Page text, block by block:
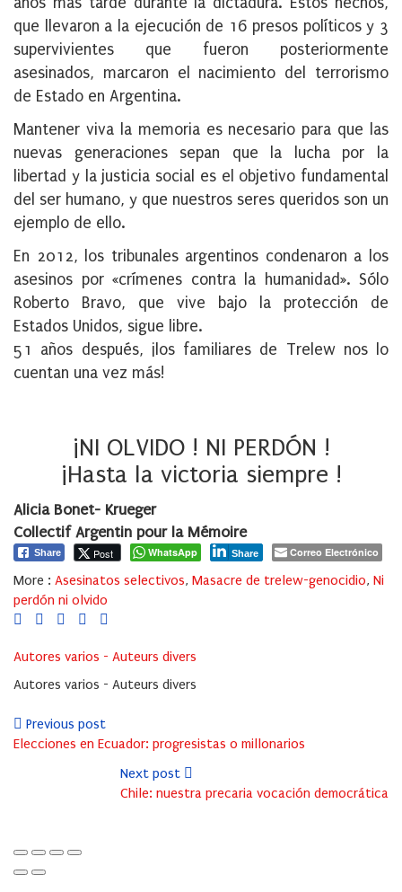
que llevaron a la ejecución de 16 presos políticos y 3
supervivientes que fueron posteriormente
asesinados, marcaron el nacimiento del terrorismo
de Estado en Argentina.
Mantener viva la memoria es necesario para que las
nuevas generaciones sepan que la lucha por la
libertad y la justicia social es el objetivo fundamental
del ser humano, y que nuestros seres queridos son un
ejemplo de ello.
En 2012, los tribunales argentinos condenaron a los
asesinos por «crímenes contra la humanidad». Sólo
Roberto Bravo, que vive bajo la protección de
Estados Unidos, sigue libre.
51 años después, ¡los familiares de Trelew nos lo
cuentan una vez más!
¡NI OLVIDO ! NI PERDÓN !
¡Hasta la victoria siempre !
Alicia Bonet- Krueger
Collectif Argentin pour la Mémoire
Share Post WhatsApp Share Correo Electrónico
More : Asesinatos selectivos, Masacre de trelew-genocidio, Ni
perdón ni olvido
Autores varios - Auteurs divers
Autores varios - Auteurs divers
Previous post
Elecciones en Ecuador: progresistas o millonarios
Next post
Chile: nuestra precaria vocación democrática